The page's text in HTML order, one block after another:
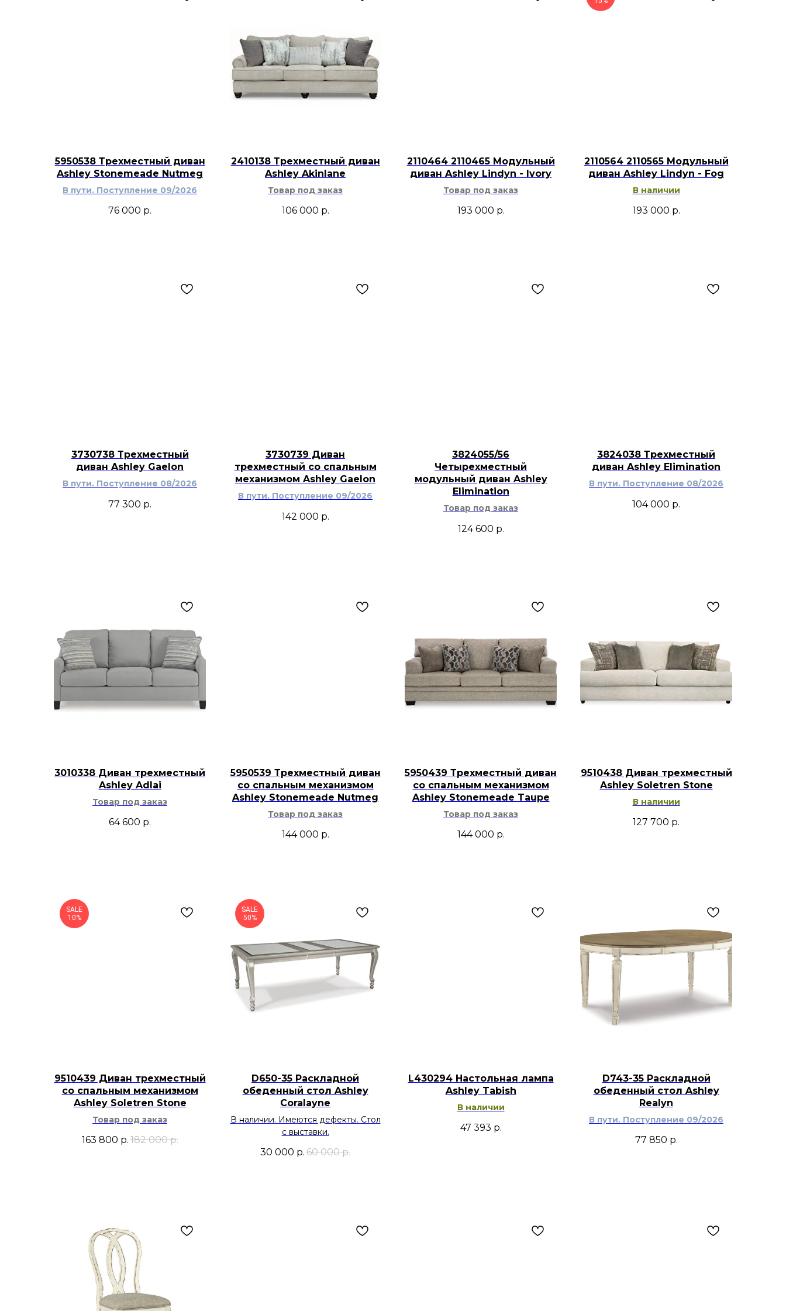
древесиной, чёрным металлом, стеклом и текстилем
5950538 Трехместный диван
Ashley Stonemeade Nutmeg
В пути. Поступление 09/2026
76 000 р.
2410138 Трехместный диван
Ashley Akinlane
Товар под заказ
106 000 р.
2110464 2110465 Модульный
диван Ashley Lindyn - Ivory
Товар под заказ
193 000 р.
2110564 2110565 Модульный
диван Ashley Lindyn - Fog
В наличии
193 000 р.
3730738 Трехместный
диван Ashley Gaelon
В пути. Поступление 08/2026
77 300 р.
3730739 Диван
трехместный со спальным
механизмом Ashley Gaelon
В пути. Поступление 09/2026
142 000 р.
3824055/56
Четырехместный
модульный диван Ashley
Elimination
Товар под заказ
124 600 р.
3824038 Трехместный
диван Ashley Elimination
В пути. Поступление 08/2026
104 000 р.
3010338 Диван трехместный
Ashley Adlai
Товар под заказ
64 600 р.
5950539 Трехместный диван
со спальным механизмом
Ashley Stonemeade Nutmeg
Товар под заказ
144 000 р.
5950439 Трехместный диван
со спальным механизмом
Ashley Stonemeade Taupe
Товар под заказ
144 000 р.
9510438 Диван трехместный
Ashley Soletren Stone
В наличии
127 700 р.
SALE
10%
9510439 Диван трехместный
со спальным механизмом
Ashley Soletren Stone
Товар под заказ
163 800 р.182 000 р.
SALE
50%
D650-35 Раскладной
обеденный стол Ashley
Coralayne
В наличии. Имеются дефекты. Стол
с выставки.
30 000 р. 60 000 р.
L430294 Настольная лампа
Ashley Tabish
В наличии
47 393 р.
D743-35 Раскладной
обеденный стол Ashley
Realyn
В пути. Поступление 09/2026
77 850 р.